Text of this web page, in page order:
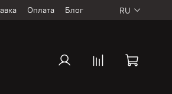
Оплата Блог RU